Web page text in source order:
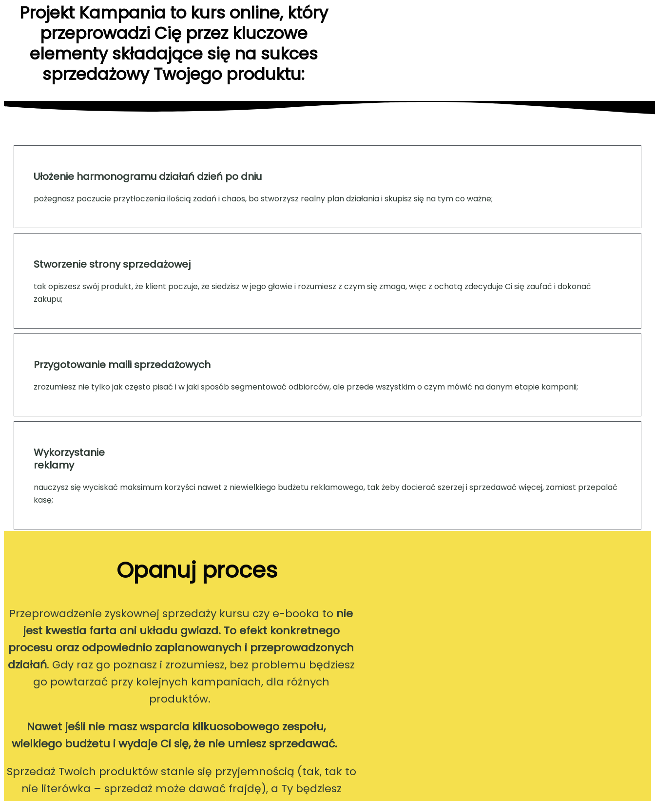
Projekt Kampania to kurs online, który
przeprowadzi Cię przez kluczowe
elementy składające się na sukces
sprzedażowy Twojego produktu:
Ułożenie harmonogramu działań dzień po dniu
pożegnasz poczucie przytłoczenia ilością zadań i chaos, bo stworzysz realny plan działania i skupisz się na tym co ważne;
Stworzenie strony sprzedażowej
tak opiszesz swój produkt, że klient poczuje, że siedzisz w jego głowie i rozumiesz z czym się zmaga, więc z ochotą zdecyduje Ci się zaufać i dokonać
zakupu;
Przygotowanie maili sprzedażowych
zrozumiesz nie tylko jak często pisać i w jaki sposób segmentować odbiorców, ale przede wszystkim o czym mówić na danym etapie kampanii;
Wykorzystanie
reklamy
nauczysz się wyciskać maksimum korzyści nawet z niewielkiego budżetu reklamowego, tak żeby docierać szerzej i sprzedawać więcej, zamiast przepalać
kasę;
Opanuj proces
Przeprowadzenie zyskownej sprzedaży kursu czy e-booka to nie
jest kwestia farta ani układu gwiazd. To efekt konkretnego
procesu oraz odpowiednio zaplanowanych i przeprowadzonych
działań. Gdy raz go poznasz i zrozumiesz, bez problemu będziesz
go powtarzać przy kolejnych kampaniach, dla różnych
produktów.
Nawet jeśli nie masz wsparcia kilkuosobowego zespołu,
wielkiego budżetu i wydaje Ci się, że nie umiesz sprzedawać.
Sprzedaż Twoich produktów stanie się przyjemnością (tak, tak to
nie literówka – sprzedaż może dawać frajdę), a Ty będziesz